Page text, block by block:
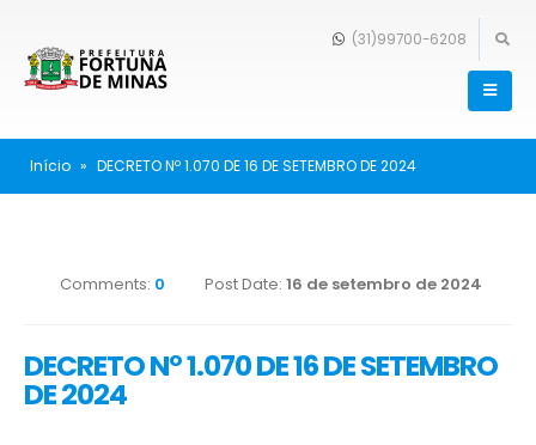
(31)99700-6208
Início » DECRETO Nº 1.070 DE 16 DE SETEMBRO DE 2024
Comments: 0 Post Date: 16 de setembro de 2024
DECRETO Nº 1.070 DE 16 DE SETEMBRO
DE 2024